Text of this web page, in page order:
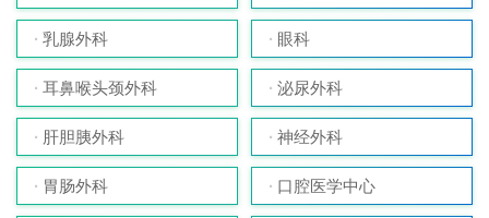
乳腺外科 眼科
耳鼻喉头颈外科 泌尿外科
肝胆胰外科 神经外科
胃肠外科 口腔医学中心